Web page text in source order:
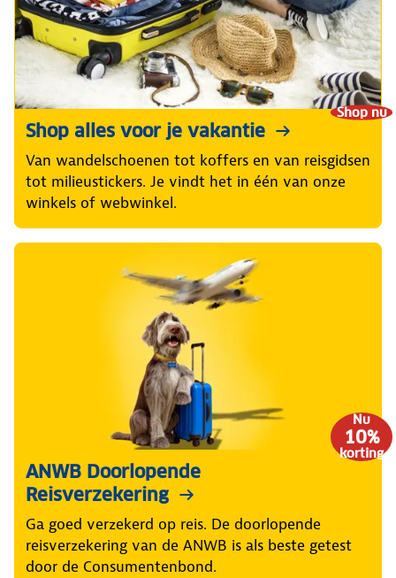
Shop nu
Shop alles voor je vakantie
Van wandelschoenen tot koffers en van reisgidsen
tot milieustickers. Je vindt het in één van onze
winkels of webwinkel.
Nu
10%
korting
ANWB Doorlopende
Reisverzekering
Ga goed verzekerd op reis. De doorlopende
reisverzekering van de ANWB is als beste getest
door de Consumentenbond.